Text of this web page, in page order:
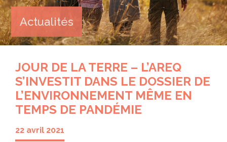
Actualités
JOUR DE LA TERRE – L’AREQ
S’INVESTIT DANS LE DOSSIER DE
L’ENVIRONNEMENT MÊME EN
TEMPS DE PANDÉMIE
22 avril 2021